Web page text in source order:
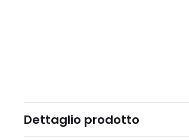
Dettaglio prodotto